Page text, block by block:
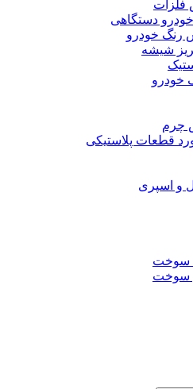
فلزات
دستگاهی
رنگ خودرو
شیشه
خودرو
چرم
قطعات پلاستیکی
و اسپری
سوخت
سوخت